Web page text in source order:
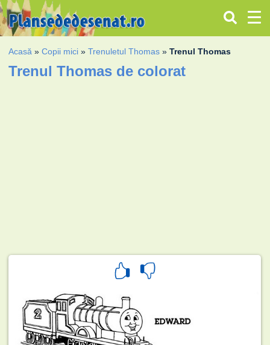
Acasă »Copii mici »Trenuletul Thomas »Trenul Thomas
Trenul Thomas de colorat